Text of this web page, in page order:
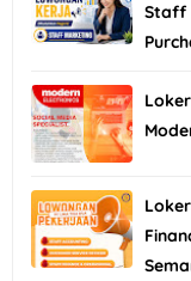
Staff